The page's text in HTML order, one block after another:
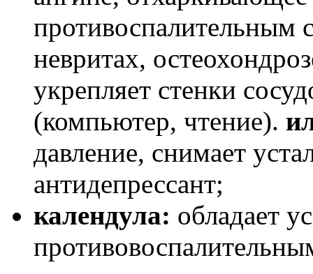
противоспалительным
невритах,
укрепляет стенки
(компьютер, чтение).
давление, снимает
антидепрессант;
календула: обладает